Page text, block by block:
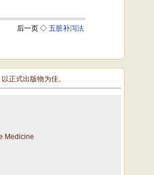
正式出版物为佳。
Medicine